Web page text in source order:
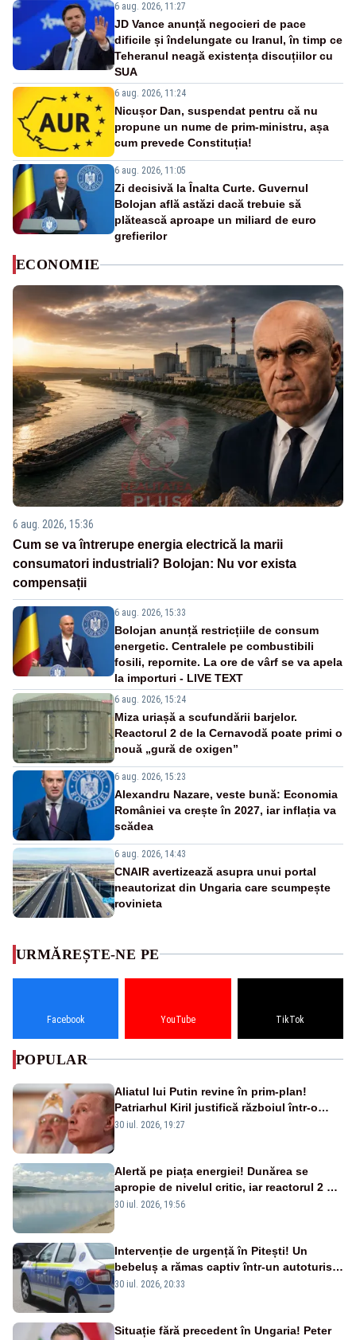
6 aug. 2026, 11:27
JD Vance anunță negocieri de pace
dificile și îndelungate cu Iranul, în timp ce
Teheranul neagă existența discuțiilor cu
SUA
6 aug. 2026, 11:24
Nicușor Dan, suspendat pentru că nu
propune un nume de prim-ministru, așa
cum prevede Constituția!
6 aug. 2026, 11:05
Zi decisivă la Înalta Curte. Guvernul
Bolojan află astăzi dacă trebuie să
plătească aproape un miliard de euro
grefierilor
ECONOMIE
6 aug. 2026, 15:36
Cum se va întrerupe energia electrică la marii
consumatori industriali? Bolojan: Nu vor exista
compensații
6 aug. 2026, 15:33
Bolojan anunță restricțiile de consum
energetic. Centralele pe combustibili
fosili, repornite. La ore de vârf se va apela
la importuri - LIVE TEXT
6 aug. 2026, 15:24
Miza uriașă a scufundării barjelor.
Reactorul 2 de la Cernavodă poate primi o
nouă „gură de oxigen”
6 aug. 2026, 15:23
Alexandru Nazare, veste bună: Economia
României va crește în 2027, iar inflația va
scădea
6 aug. 2026, 14:43
CNAIR avertizează asupra unui portal
neautorizat din Ungaria care scumpește
rovinieta
URMĂREȘTE-NE PE
Facebook YouTube TikTok
POPULAR
Aliatul lui Putin revine în prim-plan!
Patriarhul Kiril justifică războiul într-o
nouă carte
30 iul. 2026, 19:27
Alertă pe piața energiei! Dunărea se
apropie de nivelul critic, iar reactorul 2 de
la Cernavodă ar putea fi oprit
30 iul. 2026, 19:56
Intervenție de urgență în Pitești! Un
bebeluș a rămas captiv într-un autoturism
din cauza unei defecțiuni
30 iul. 2026, 20:33
Situație fără precedent în Ungaria! Peter